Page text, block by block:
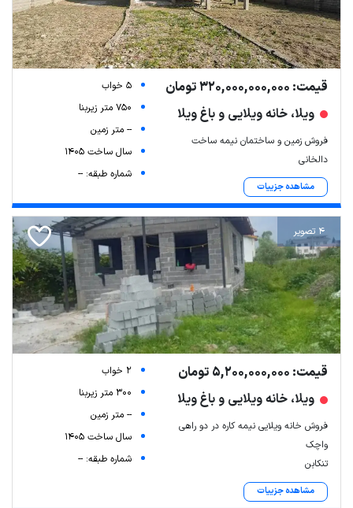
قیمت: 320,000,000,000 تومان
ویلا، خانه ویلایی و باغ ویلا
فروش زمین و ساختمان نیمه ساخت
دالخانی
مشاهده جزییات
5 خواب
750 متر زیربنا
-- متر زمین
سال ساخت 1405
شماره طبقه: --
4 تصویر
قیمت: 5,200,000,000 تومان
ویلا، خانه ویلایی و باغ ویلا
فروش خانه ویلایی نیمه کاره در دو راهی
واچک
تنکابن
مشاهده جزییات
2 خواب
300 متر زیربنا
-- متر زمین
سال ساخت 1405
شماره طبقه: --